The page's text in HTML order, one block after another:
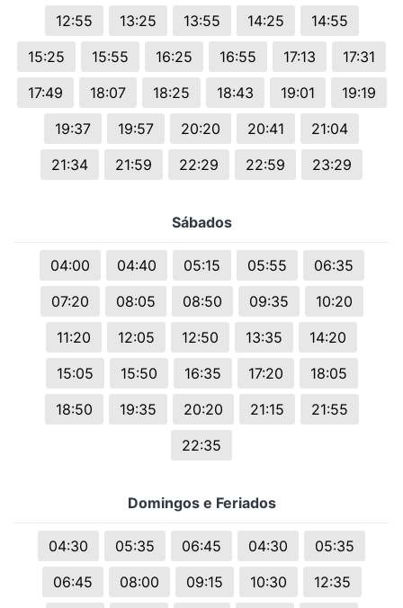
12:55 13:25 13:55 14:25
14:55
15:25
15:55 16:25 16:55 17:13
17:31
17:49
18:07 18:25 18:43 19:01
19:19
19:37
19:57 20:20 20:41
21:04
21:34
21:59 22:29 22:59 23:29
Sábados
04:00 04:40 05:15 05:55
06:35
07:20
08:05 08:50 09:35
10:20
11:20
12:05 12:50 13:35
14:20
15:05
15:50 16:35 17:20
18:05
18:50
19:35 20:20 21:15
21:55
22:35
Domingos e Feriados
04:30 05:35 06:45 04:30
05:35
06:45
08:00 09:15 10:30
12:35